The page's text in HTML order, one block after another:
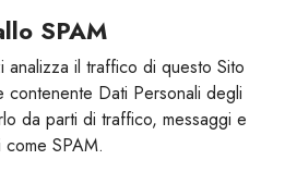
SPAM
il traffico di questo Sito
contenente Dati Personali degli
da parti di traffico, messaggi e
SPAM.